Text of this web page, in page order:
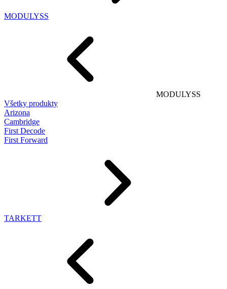
MODULYSS
MODULYSS
Všetky produkty
Arizona
Cambridge
First Decode
First Forward
TARKETT